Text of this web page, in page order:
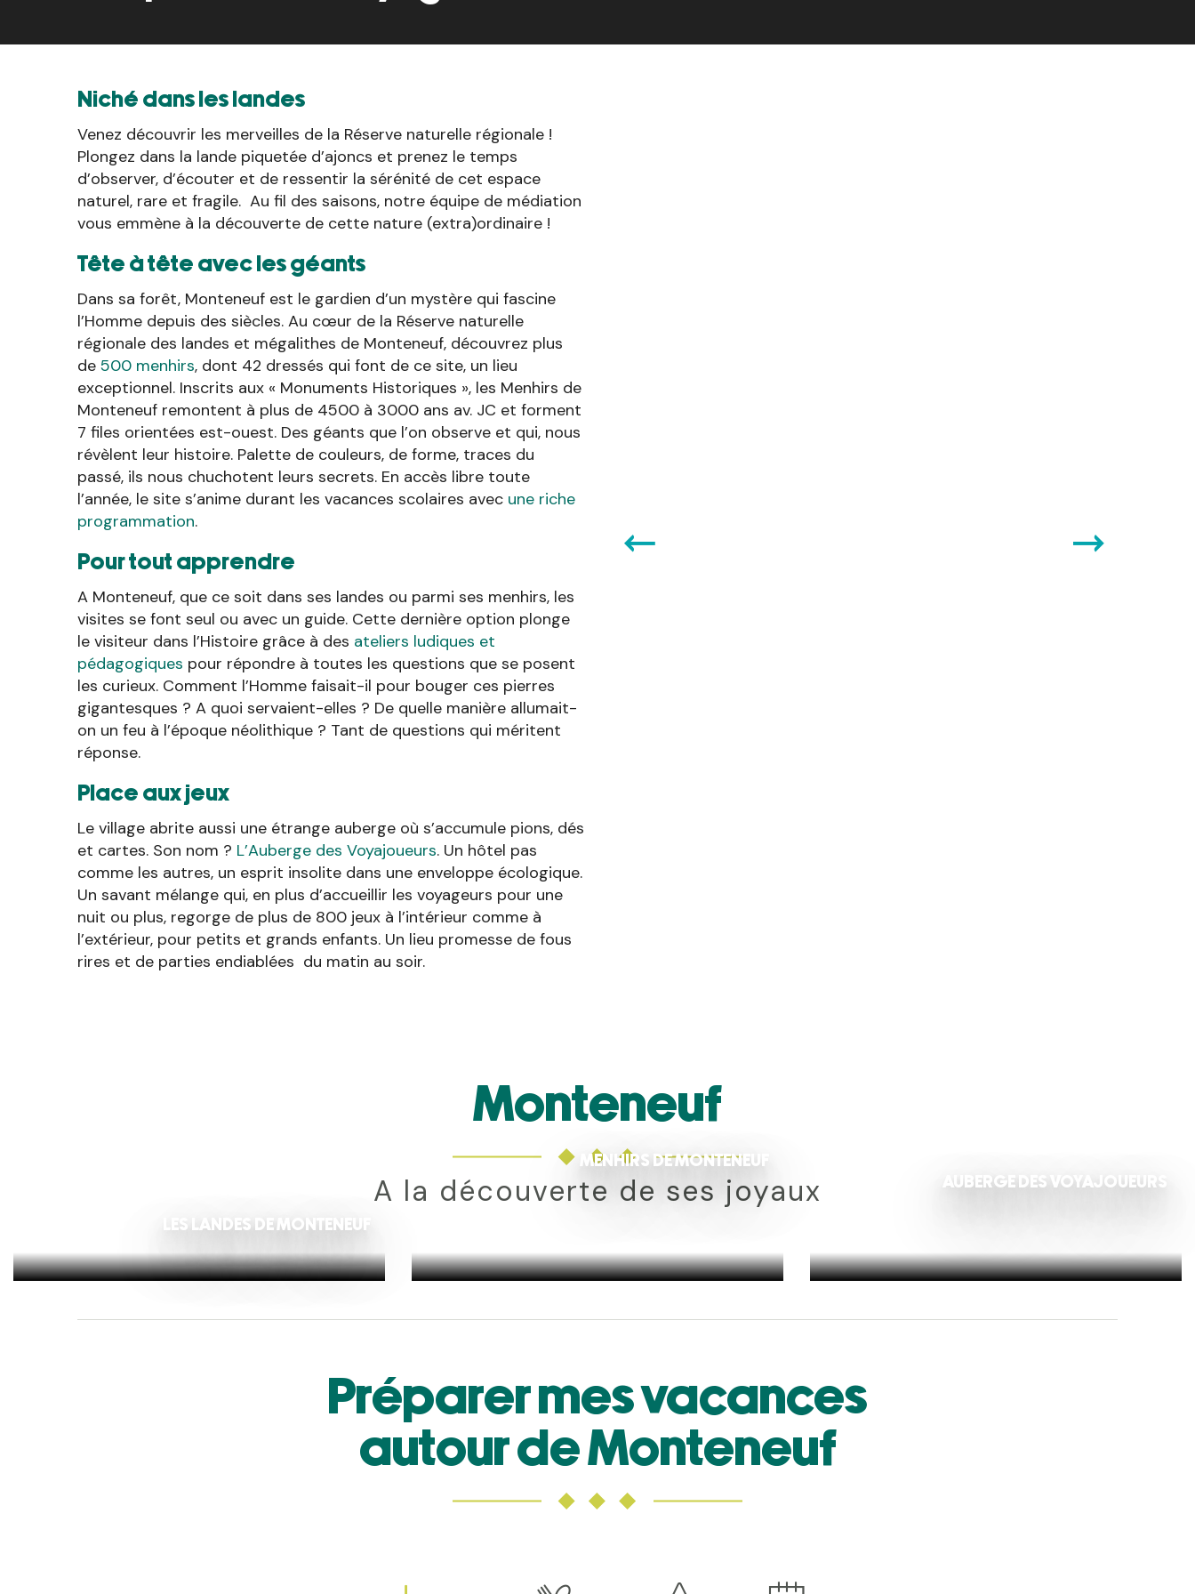
Niché dans les landes
Venez découvrir les merveilles de la Réserve naturelle régionale !
Plongez dans la lande piquetée d’ajoncs et prenez le temps
d’observer, d’écouter et de ressentir la sérénité de cet espace
naturel, rare et fragile. Au fil des saisons, notre équipe de médiation
vous emmène à la découverte de cette nature (extra)ordinaire !
Tête à tête avec les géants
Dans sa forêt, Monteneuf est le gardien d’un mystère qui fascine
l’Homme depuis des siècles. Au cœur de la Réserve naturelle
régionale des landes et mégalithes de Monteneuf, découvrez plus
de 500 menhirs, dont 42 dressés qui font de ce site, un lieu
exceptionnel. Inscrits aux « Monuments Historiques », les Menhirs de
Monteneuf remontent à plus de 4500 à 3000 ans av. JC et forment
7 files orientées est-ouest. Des géants que l’on observe et qui, nous
révèlent leur histoire. Palette de couleurs, de forme, traces du
passé, ils nous chuchotent leurs secrets. En accès libre toute
l’année, le site s’anime durant les vacances scolaires avec une riche
programmation.
Pour tout apprendre
A Monteneuf, que ce soit dans ses landes ou parmi ses menhirs, les
visites se font seul ou avec un guide. Cette dernière option plonge
le visiteur dans l’Histoire grâce à des ateliers ludiques et
pédagogiques pour répondre à toutes les questions que se posent
les curieux. Comment l’Homme faisait-il pour bouger ces pierres
gigantesques ? A quoi servaient-elles ? De quelle manière allumait-
on un feu à l’époque néolithique ? Tant de questions qui méritent
réponse.
Place aux jeux
Le village abrite aussi une étrange auberge où s’accumule pions, dés
et cartes. Son nom ? L’Auberge des Voyajoueurs. Un hôtel pas
comme les autres, un esprit insolite dans une enveloppe écologique.
Un savant mélange qui, en plus d’accueillir les voyageurs pour une
nuit ou plus, regorge de plus de 800 jeux à l’intérieur comme à
l’extérieur, pour petits et grands enfants. Un lieu promesse de fous
rires et de parties endiablées du matin au soir.
Monteneuf
A la découverte de ses joyaux
LES LANDES DE MONTENEUF
MENHIRS DE MONTENEUF
AUBERGE DES VOYAJOUEURS
Préparer mes vacances
autour de Monteneuf